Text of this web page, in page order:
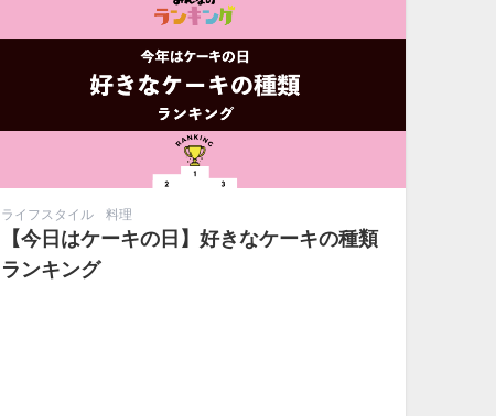
ライフスタイル 料理
【今日はケーキの日】好きなケーキの種類
ランキング